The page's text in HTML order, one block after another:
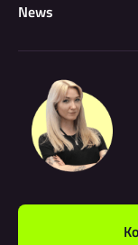
News